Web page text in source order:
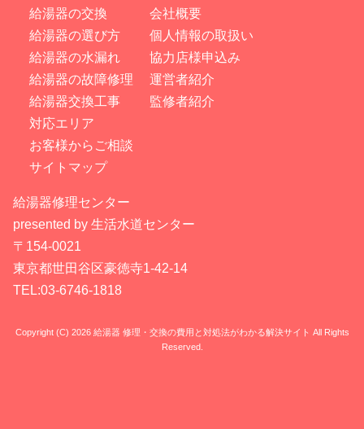
給湯器の交換
給湯器の選び方
給湯器の水漏れ
給湯器の故障修理
給湯器交換工事
対応エリア
お客様からご相談
サイトマップ
会社概要
個人情報の取扱い
協力店様申込み
運営者紹介
監修者紹介
給湯器修理センター
presented by 生活水道センター
〒154-0021
東京都世田谷区豪徳寺1-42-14
TEL:03-6746-1818
Copyright (C) 2026 給湯器 修理・交換の費用と対処法がわかる解決サイト All Rights
Reserved.